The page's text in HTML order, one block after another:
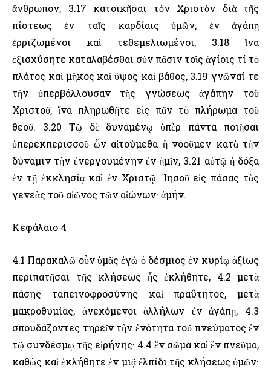
ἄνθρωπον, 3.17 κατοικῆσαι τὸν Χριστὸν διὰ τῆς
πίστεως ἐν ταῖς καρδίαις ὑμῶν, ἐν ἀγάπῃ
ἐρριζωμένοι καὶ τεθεμελιωμένοι, 3.18 ἵνα
ἐξισχύσητε καταλαβέσθαι σὺν πᾶσιν τοῖς ἁγίοις τί τὸ
πλάτος καὶ μῆκος καὶ ὕψος καὶ βάθος, 3.19 γνῶναί τε
τὴν ὑπερβάλλουσαν τῆς γνώσεως ἀγάπην τοῦ
Χριστοῦ, ἵνα πληρωθῆτε εἰς πᾶν τὸ πλήρωμα τοῦ
θεοῦ. 3.20 Τῷ δὲ δυναμένῳ ὑπὲρ πάντα ποιῆσαι
ὑπερεκπερισσοῦ ὧν αἰτούμεθα ἢ νοοῦμεν κατὰ τὴν
δύναμιν τὴν ἐνεργουμένην ἐν ἡμῖν, 3.21 αὐτῷ ἡ δόξα
ἐν τῇ ἐκκλησίᾳ καὶ ἐν Χριστῷ ᾽Ιησοῦ εἰς πάσας τὰς
γενεὰς τοῦ αἰῶνος τῶν αἰώνων· ἀμήν.
Κεφάλαιο 4
4.1 Παρακαλῶ οὖν ὑμᾶς ἐγὼ ὁ δέσμιος ἐν κυρίῳ ἀξίως
περιπατῆσαι τῆς κλήσεως ἧς ἐκλήθητε, 4.2 μετὰ
πάσης ταπεινοφροσύνης καὶ πραΰτητος, μετὰ
μακροθυμίας, ἀνεχόμενοι ἀλλήλων ἐν ἀγάπῃ, 4.3
σπουδάζοντες τηρεῖν τὴν ἑνότητα τοῦ πνεύματος ἐν
τῷ συνδέσμῳ τῆς εἰρήνης· 4.4 ἓν σῶμα καὶ ἓν πνεῦμα,
καθὼς καὶ ἐκλήθητε ἐν μιᾷ ἐλπίδι τῆς κλήσεως ὑμῶν·